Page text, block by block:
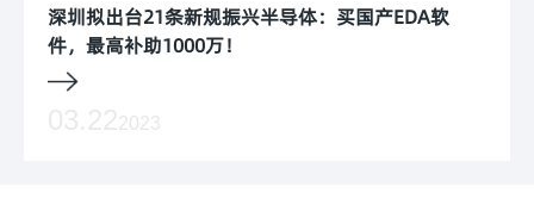
深圳拟出台21条新规振兴半导体：买国产EDA软
件，最高补助1000万！
2023